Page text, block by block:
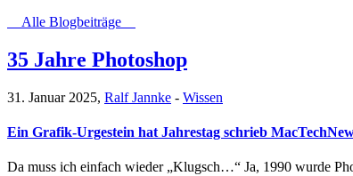
Alle Blogbeiträge
35 Jahre Photoshop
31. Januar 2025, Ralf Jannke - Wissen
Ein Grafik-Urgestein hat Jahrestag schrieb
Da muss ich einfach wieder „Klugsch…“ Ja, 1990 wurde